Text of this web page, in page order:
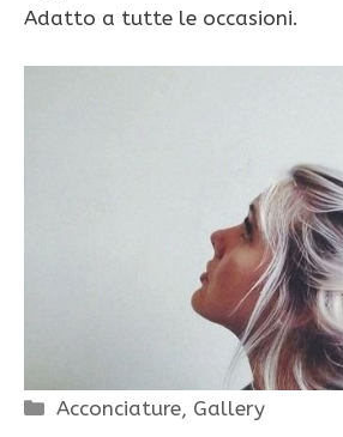
Adatto a tutte le occasioni.
Categorie
Acconciature, Gallery